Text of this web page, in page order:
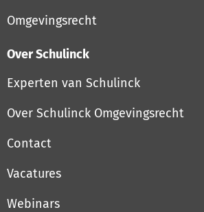
Omgevingsrecht
Over Schulinck
Experten van Schulinck
Over Schulinck Omgevingsrecht
Contact
Vacatures
Webinars